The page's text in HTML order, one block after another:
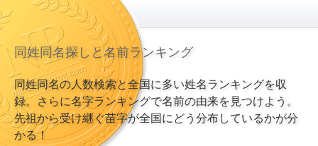
同姓同名探しと名前ランキング
同姓同名の人数検索と全国に多い姓名ランキングを収
録。さらに名字ランキングで名前の由来を見つけよう。
先祖から受け継ぐ苗字が全国にどう分布しているかが分
かる！